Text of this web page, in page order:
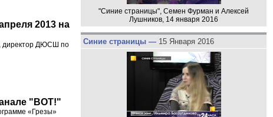
2013 на
директор ДЮСШ по
"ВОТ!"
«Грезы»
"Синие страницы", Семен Фурман и Алексей
Лушников, 14 января 2016
Синие страницы — 15 Января 2016